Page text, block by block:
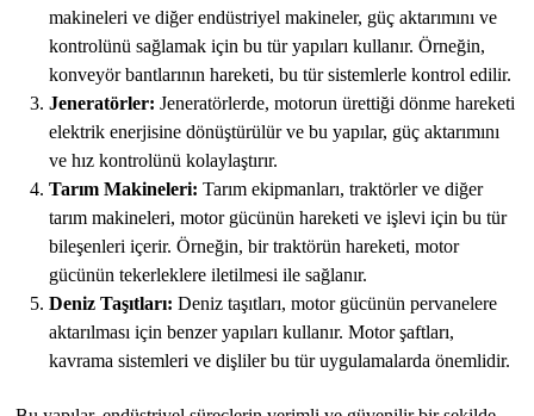
makineleri ve diğer endüstriyel makineler, güç aktarımını ve
kontrolünü sağlamak için bu tür yapıları kullanır. Örneğin,
konveyör bantlarının hareketi, bu tür sistemlerle kontrol edilir.
Jeneratörler: Jeneratörlerde, motorun ürettiği dönme hareketi
elektrik enerjisine dönüştürülür ve bu yapılar, güç aktarımını
ve hız kontrolünü kolaylaştırır.
Tarım Makineleri: Tarım ekipmanları, traktörler ve diğer
tarım makineleri, motor gücünün hareketi ve işlevi için bu tür
bileşenleri içerir. Örneğin, bir traktörün hareketi, motor
gücünün tekerleklere iletilmesi ile sağlanır.
Deniz Taşıtları: Deniz taşıtları, motor gücünün pervanelere
aktarılması için benzer yapıları kullanır. Motor şaftları,
kavrama sistemleri ve dişliler bu tür uygulamalarda önemlidir.